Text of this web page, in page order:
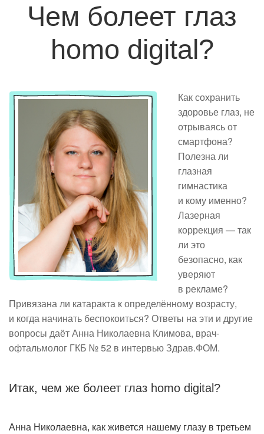
Чем болеет глаз
homo digital?
Как сохранить
здоровье глаз, не
отрываясь от
смартфона?
Полезна ли
глазная
гимнастика
и кому именно?
Лазерная
коррекция — так
ли это
безопасно, как
уверяют
в рекламе?
Привязана ли катаракта к определённому возрасту,
и когда начинать беспокоиться? Ответы на эти и другие
вопросы даёт Анна Николаевна Климова, врач-
офтальмолог ГКБ № 52 в интервью Здрав.ФОМ.
Итак, чем же болеет глаз homo digital?
Анна Николаевна, как живется нашему глазу в третьем